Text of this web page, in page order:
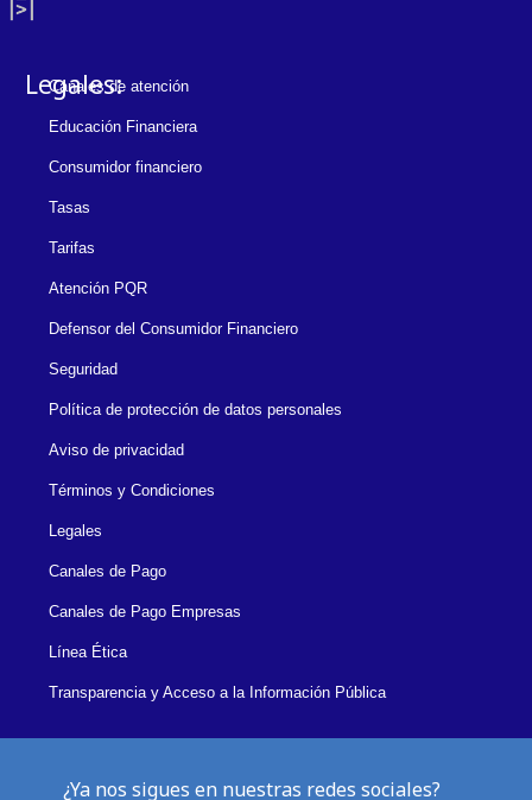
Legales:
Canales de atención
Educación Financiera
Consumidor financiero
Tasas
Tarifas
Atención PQR
Defensor del Consumidor Financiero
Seguridad
Política de protección de datos personales
Aviso de privacidad
Términos y Condiciones
Legales
Canales de Pago
Canales de Pago Empresas
Línea Ética
Transparencia y Acceso a la Información Pública
¿Ya nos sigues en nuestras redes sociales?